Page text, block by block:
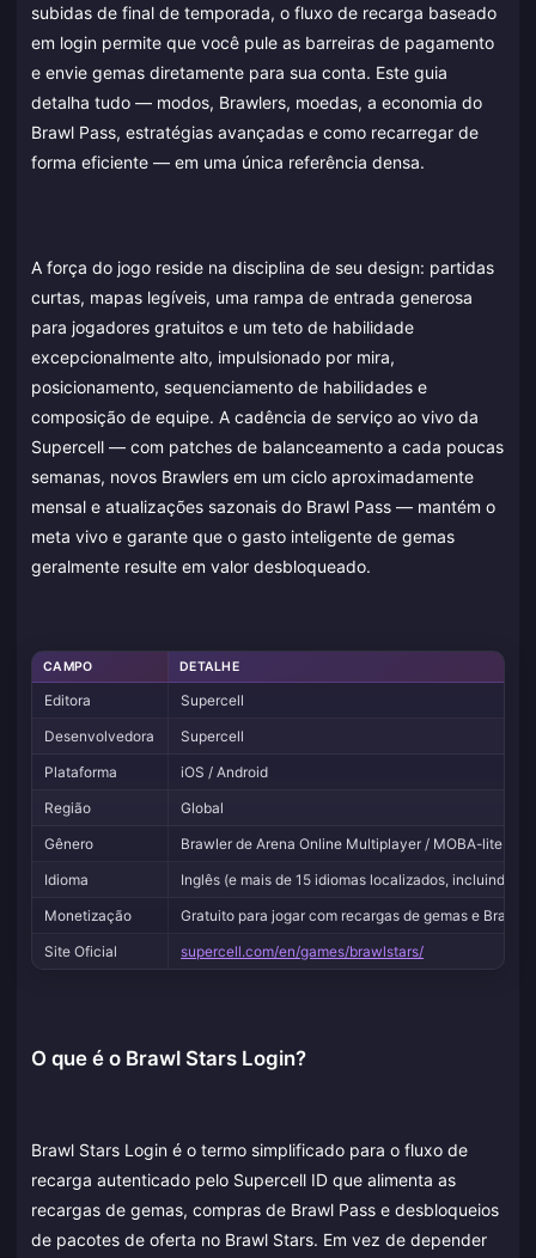
subidas de final de temporada, o fluxo de recarga baseado
em login permite que você pule as barreiras de pagamento
e envie gemas diretamente para sua conta. Este guia
detalha tudo — modos, Brawlers, moedas, a economia do
Brawl Pass, estratégias avançadas e como recarregar de
forma eficiente — em uma única referência densa.
A força do jogo reside na disciplina de seu design: partidas
curtas, mapas legíveis, uma rampa de entrada generosa
para jogadores gratuitos e um teto de habilidade
excepcionalmente alto, impulsionado por mira,
posicionamento, sequenciamento de habilidades e
composição de equipe. A cadência de serviço ao vivo da
Supercell — com patches de balanceamento a cada poucas
semanas, novos Brawlers em um ciclo aproximadamente
mensal e atualizações sazonais do Brawl Pass — mantém o
meta vivo e garante que o gasto inteligente de gemas
geralmente resulte em valor desbloqueado.
CAMPO DETALHE
Editora
Supercell
Desenvolvedora
Supercell
Plataforma
iOS / Android
Região
Global
Gênero
Brawler de Arena Online Multiplayer / MOBA-lite
Idioma
Inglês (e mais de 15 idiomas localizados, incluindo
Monetização
Gratuito para jogar com recargas de gemas e Brawl
Site Oficial
supercell.com/en/games/brawlstars/
O que é o Brawl Stars Login?
Brawl Stars Login é o termo simplificado para o fluxo de
recarga autenticado pelo Supercell ID que alimenta as
recargas de gemas, compras de Brawl Pass e desbloqueios
de pacotes de oferta no Brawl Stars. Em vez de depender